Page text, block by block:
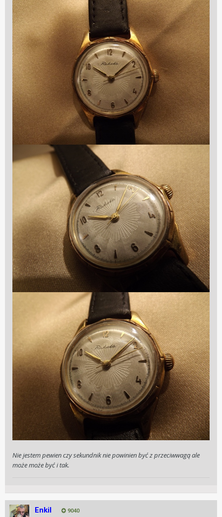
Nie jestem pewien czy sekundnik nie powinien być z przeciwwagą ale
może może być i tak.
Enkil 9040